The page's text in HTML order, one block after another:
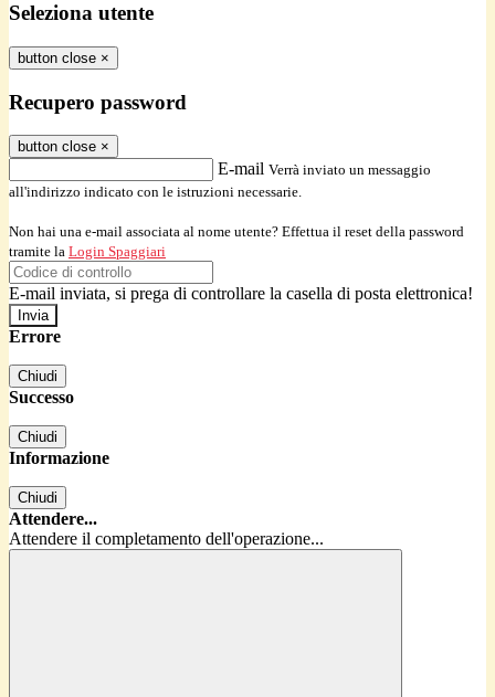
Seleziona utente
button close ×
Recupero password
button close ×
E-mail Verrà inviato un messaggio
all'indirizzo indicato con le istruzioni necessarie.
Non hai una e-mail associata al nome utente? Effettua il reset della password
tramite la Login Spaggiari
E-mail inviata, si prega di controllare la casella di posta elettronica!
Errore
Chiudi
Successo
Chiudi
Informazione
Chiudi
Attendere...
Attendere il completamento dell'operazione...